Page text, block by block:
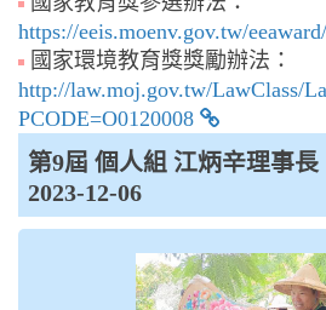
https://eeis.moenv.gov.tw/
國家環境教育獎獎勵辦法：
http://law.moj.gov.tw/LawClass/
PCODE=O0120008
第9屆 個人組 江炳辛理事長
2023-12-06